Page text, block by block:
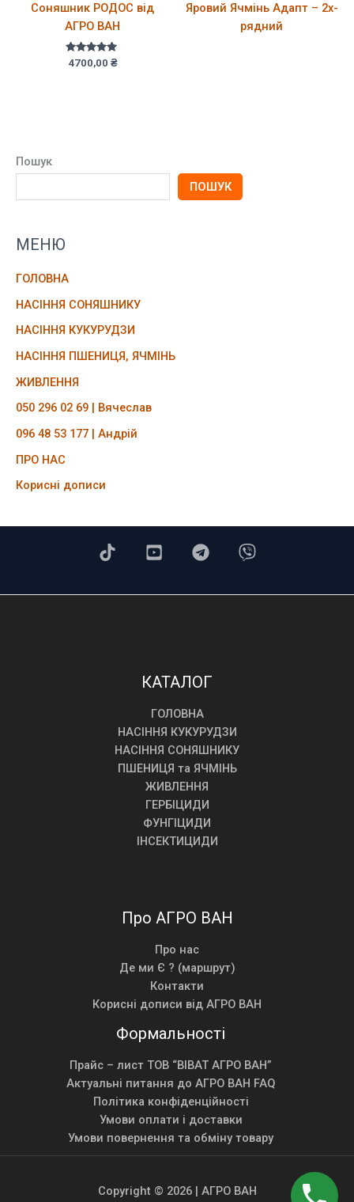
Соняшник РОДОС від
АГРО ВАН
Оцінено в
5.00
4700,00 ₴
Яровий Ячмінь Адапт – 2х-
рядний
Пошук
ПОШУК
МЕНЮ
ГОЛОВНА
НАСІННЯ СОНЯШНИКУ
НАСІННЯ КУКУРУДЗИ
НАСІННЯ ПШЕНИЦЯ, ЯЧМІНЬ
ЖИВЛЕННЯ
050 296 02 69 | Вячеслав
096 48 53 177 | Андрій
ПРО НАС
Корисні дописи
КАТАЛОГ
ГОЛОВНА
НАСІННЯ КУКУРУДЗИ
НАСІННЯ СОНЯШНИКУ
ПШЕНИЦЯ та ЯЧМІНЬ
ЖИВЛЕННЯ
ГЕРБІЦИДИ
ФУНГІЦИДИ
ІНСЕКТИЦИДИ
Про АГРО ВАН
Про нас
Де ми Є ? (маршрут)
Контакти
Корисні дописи від АГРО ВАН
Формальності
Прайс – лист ТОВ “ВІВАТ АГРО ВАН”
Актуальні питання до АГРО ВАН FAQ
Політика конфіденційності
Умови оплати і доставки
Умови повернення та обміну товару
Copyright © 2026 | АГРО ВАН